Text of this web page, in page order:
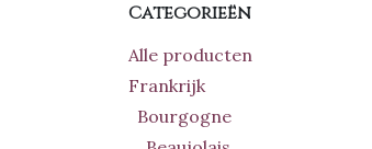
Categorieën
Alle producten
Frankrijk
Bourgogne